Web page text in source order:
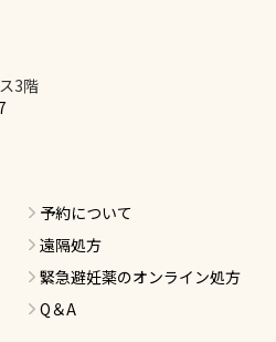
3階
予約について
遠隔処方
緊急避妊薬のオンライン処方
Q＆A